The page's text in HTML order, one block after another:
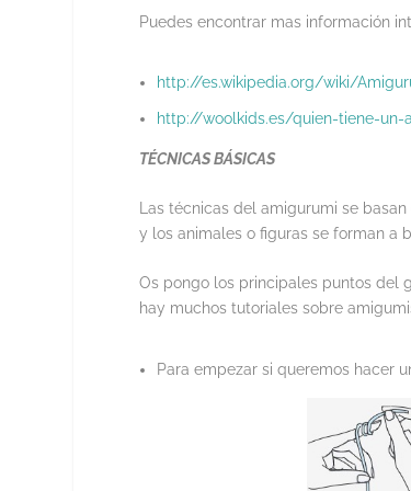
Puedes encontrar mas información
http://es.wikipedia.org/wiki/
http://woolkids.es/quien-tiene-
TÉCNICAS BÁSICAS
Las técnicas del amigurumi se
y los animales o figuras se forman a
Os pongo los principales puntos del
hay muchos tutoriales sobre
Para empezar si queremos hacer